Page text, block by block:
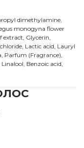
dimethylamine,
monogyna flower
extract, Glycerin,
Lactic acid, Lauryl
Parfum (Fragrance),
Benzoic acid,